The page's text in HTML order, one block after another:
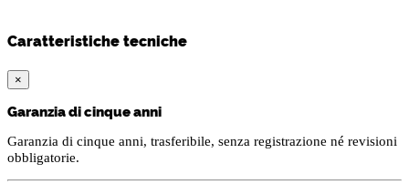
Caratteristiche tecniche
×
Garanzia di cinque anni
Garanzia di cinque anni, trasferibile, senza registrazione né revisioni
obbligatorie.